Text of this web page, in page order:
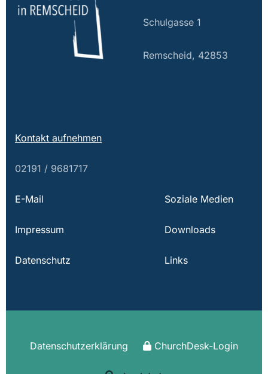
Schulgasse 1
Remscheid, 42853
Kontakt aufnehmen
02191 / 9681717
E-Mail
Impressum
Datenschutz
Soziale Medien
Downloads
Links
Datenschutzerklärung ChurchDesk-Login